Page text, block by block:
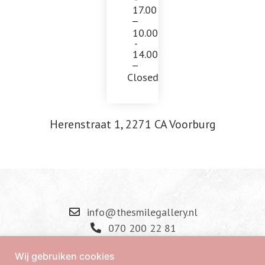
17.00
10.00
-
14.00
Closed
Herenstraat 1, 2271 CA Voorburg
info@thesmilegallery.nl
070 200 22 81
Herenstraat 1, 2271CA Voorburg
Wij gebruiken cookies